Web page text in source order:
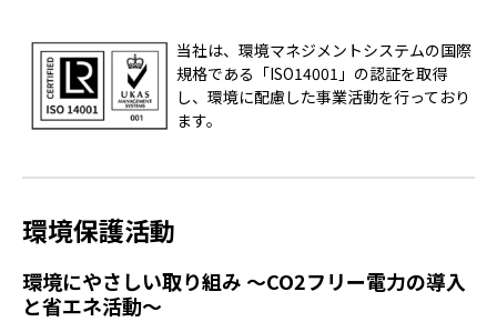
当社は、環境マネジメントシステムの国際
規格である「ISO14001」の認証を取得
し、環境に配慮した事業活動を行っており
ます。
環境保護活動
環境にやさしい取り組み ～CO2フリー電力の導入
と省エネ活動～